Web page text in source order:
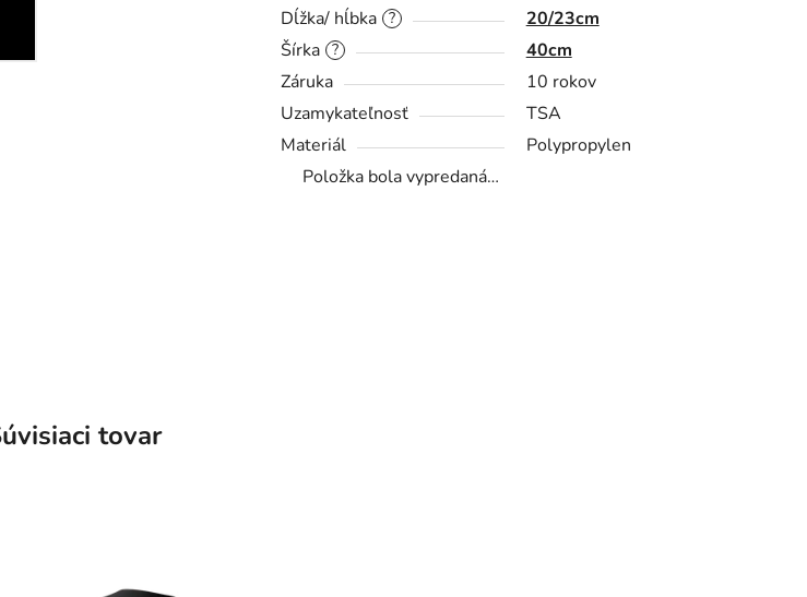
?
Dĺžka/ hĺbka 20/23cm
?
Šírka
40cm
Záruka
10 rokov
Uzamykateľnosť
TSA
Materiál
Polypropylen
Položka bola vypredaná…
tovar